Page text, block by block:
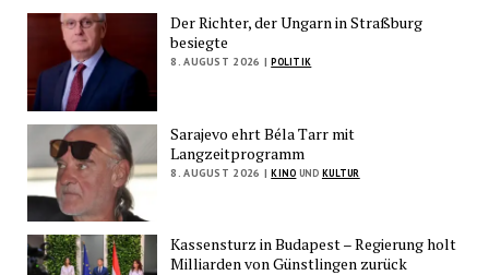
Der Richter, der Ungarn in Straßburg
besiegte
8. AUGUST 2026 | POLITIK
Sarajevo ehrt Béla Tarr mit
Langzeitprogramm
8. AUGUST 2026 | KINO UND KULTUR
Kassensturz in Budapest – Regierung holt
Milliarden von Günstlingen zurück